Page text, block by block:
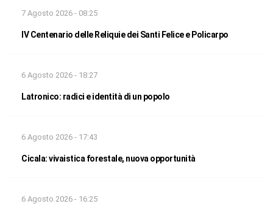
7 Agosto 2026 - 08:25
IV Centenario delle Reliquie dei Santi Felice e Policarpo
6 Agosto 2026 - 18:27
Latronico: radici e identità di un popolo
6 Agosto 2026 - 17:43
Cicala: vivaistica forestale, nuova opportunità
6 Agosto 2026 - 16:25